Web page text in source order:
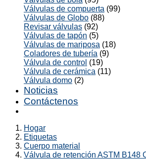
Válvulas de compuerta (99)
Válvulas de Globo (88)
Revisar válvulas (92)
Válvulas de tapón (5)
Válvulas de mariposa (18)
Coladores de tubería (9)
Válvula de control (19)
Válvula de cerámica (11)
Válvula domo (2)
Noticias
Contáctenos
Hogar
Etiquetas
Cuerpo material
Válvula de retención ASTM B148